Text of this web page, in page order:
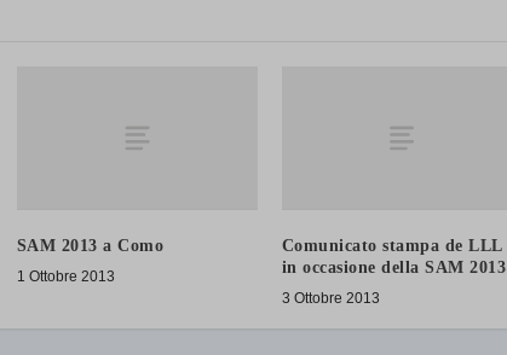
SAM 2013 a Como
1 Ottobre 2013
Comunicato stampa de LLL
in occasione della SAM 2013
3 Ottobre 2013